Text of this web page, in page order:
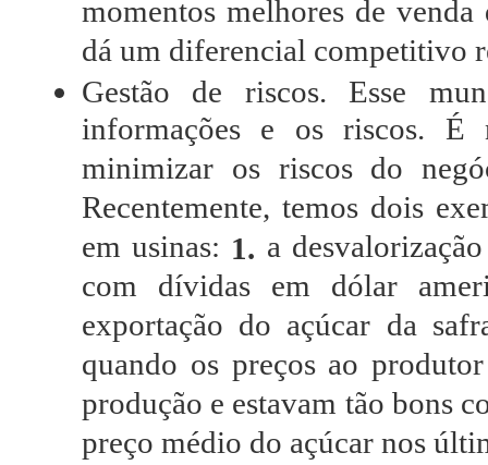
momentos melhores de
dá um diferencial competitivo
Gestão de riscos. Esse
informações e os riscos. É
minimizar os riscos do
Recentemente, temos dois
em usinas: 1. a
com dívidas em dólar
exportação do açúcar da
quando os preços ao
produção e estavam tão bons
preço médio do açúcar nos